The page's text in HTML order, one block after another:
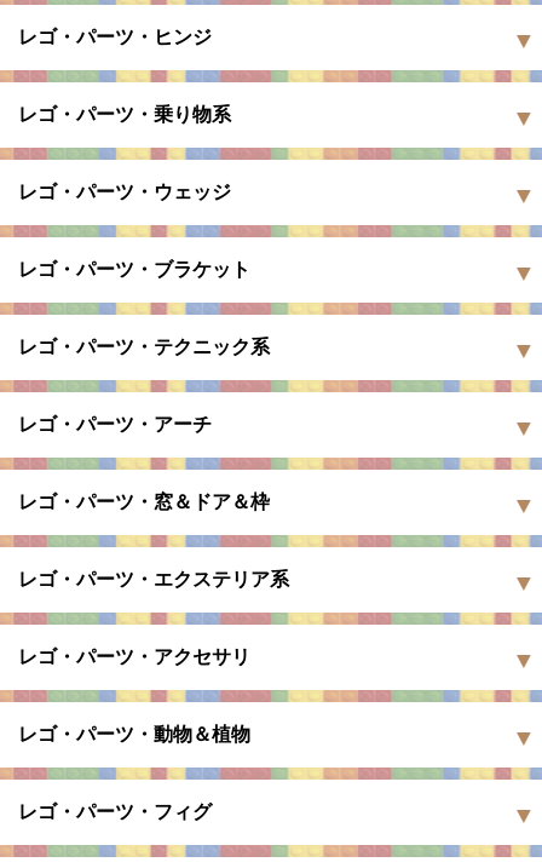
レゴ・パーツ・ヒンジ
レゴ・パーツ・乗り物系
レゴ・パーツ・ウェッジ
レゴ・パーツ・ブラケット
レゴ・パーツ・テクニック系
レゴ・パーツ・アーチ
レゴ・パーツ・窓＆ドア＆枠
レゴ・パーツ・エクステリア系
レゴ・パーツ・アクセサリ
レゴ・パーツ・動物＆植物
レゴ・パーツ・フィグ